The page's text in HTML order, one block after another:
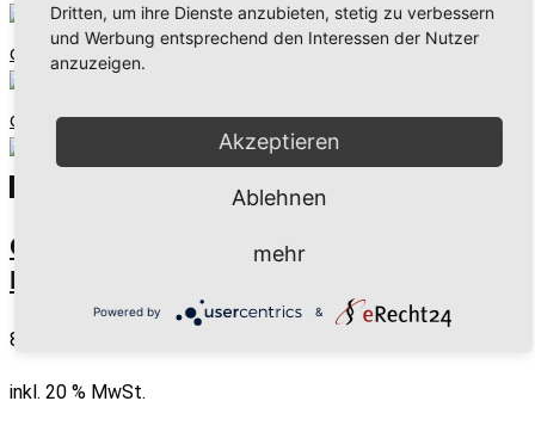
Grillworkshop 6 Personen mit
Bierbegleitung
840,00
inkl. 20 % MwSt.
Dritten, um ihre Dienste anzubieten, stetig zu verbessern
und Werbung entsprechend den Interessen der Nutzer
anzuzeigen.
Akzeptieren
Ablehnen
mehr
Powered by &